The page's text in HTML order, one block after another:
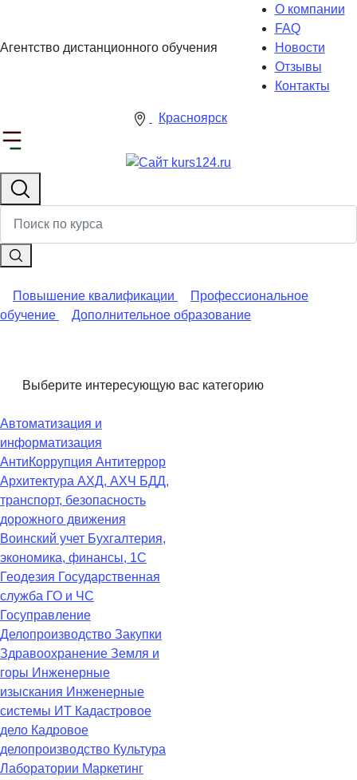
Агентство дистанционного обучения
О компании
FAQ
Новости
Отзывы
Контакты
Красноярск
Повышение квалификации
Профессиональное
обучение
Дополнительное образование
Выберите интересующую вас категорию
Автоматизация и
информатизация
АнтиКоррупция Антитеррор
Архитектура АХД, АХЧ БДД,
транспорт, безопасность
дорожного движения
Воинский учет Бухгалтерия,
экономика, финансы, 1С
Геодезия Государственная
служба ГО и ЧС
Госуправление
Делопроизводство Закупки
Здравоохранение Земля и
горы Инженерные
изыскания Инженерные
системы ИТ Кадастровое
дело Кадровое
делопроизводство Культура
Лаборатории Маркетинг